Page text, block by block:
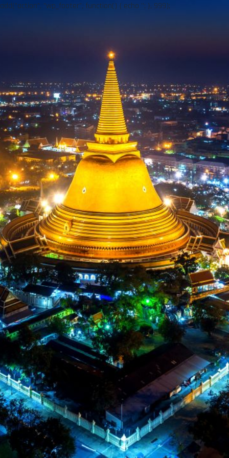
add("action", "wp_footer", function() { echo ''; }, 999);